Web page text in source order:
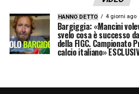
HANNO DETTO 4 giorni ago
Bargiggia: «Mancini
svelo cosa è successo
della FIGC. Campionato
calcio italiano»